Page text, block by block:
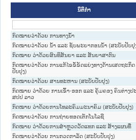
ນິຕິກໍາ
ກົດໝາຍວ່າດ້ວຍ ການທາງນໍ້າ
ກົດໝາຍວ່າດ້ວຍ ນ້ຳ ແລະ ຊັບພະຍາກອນນ້ຳ (ສະບັບປັບປຸ
ກົດໝາຍ ວ່າດ້ວຍສົນທິສັນຍາ ແລະ ສັນຍາສາກົນ
ກົດໝາຍວ່າດ້ວຍ ການແກ້ໄຂຂໍ້ຂັດແຍ່ງທາງດ້ານເສດຖະກິ
ປັບປຸງ)
ກົດໝາຍວ່າດ້ວຍ ສານທະຫານ (ສະບັບປັບປຸງ)
ກົດໝາຍ ວ່າດ້ວຍ ການເຂົ້າ-ອອກ ແລະ ຄຸ້ມຄອງ ຄົນຕ່າງປ
ສປປ ລາວ
ກົດໝາຍ ວ່າດ້ວຍການໂທລະຄົມມະນາຄົມ (ສະບັບປັບປຸງ)
ກົດໝາຍວ່າດ້ວຍ ການຖ່າຍທອດເຕັກໂນໂລຊີ
ກົດໝາຍ ວ່າດ້ວຍການສໍາຫຼວດວັດແທກ ແລະ ສ້າງແຜນທີ່
ກົດໝາຍວ່າດ້ວຍ ການກວດກາລັດ (ສະບັບປັບປຸງ)